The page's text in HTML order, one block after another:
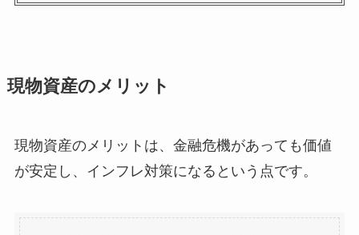
現物資産のメリット
現物資産のメリットは、金融危機があっても価値
が安定し、インフレ対策になるという点です。